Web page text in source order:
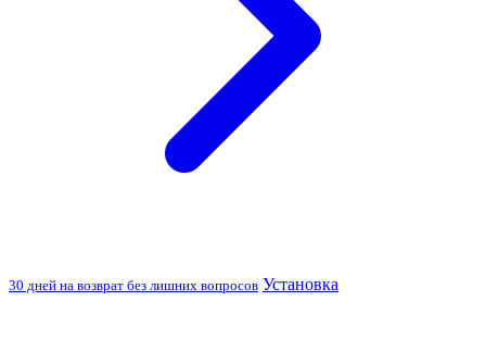
30 дней на возврат без лишних вопросов Установка